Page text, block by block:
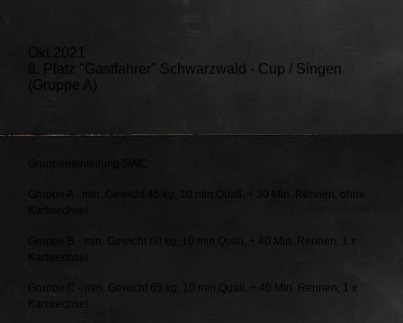
Okt.2021
8. Platz "Gastfahrer" Schwarzwald - Cup / Singen
(Gruppe A)
Gruppe A - min. Gewicht 45 kg, 10 min.Quali. + 30 Min. Rennen, ohne
Gruppe B - min. Gewicht 60 kg, 10 min.Quali. + 40 Min. Rennen, 1 x
Gruppe C - min. Gewicht 65 kg, 10 min.Quali. + 40 Min. Rennen, 1 x
Kartwechsel